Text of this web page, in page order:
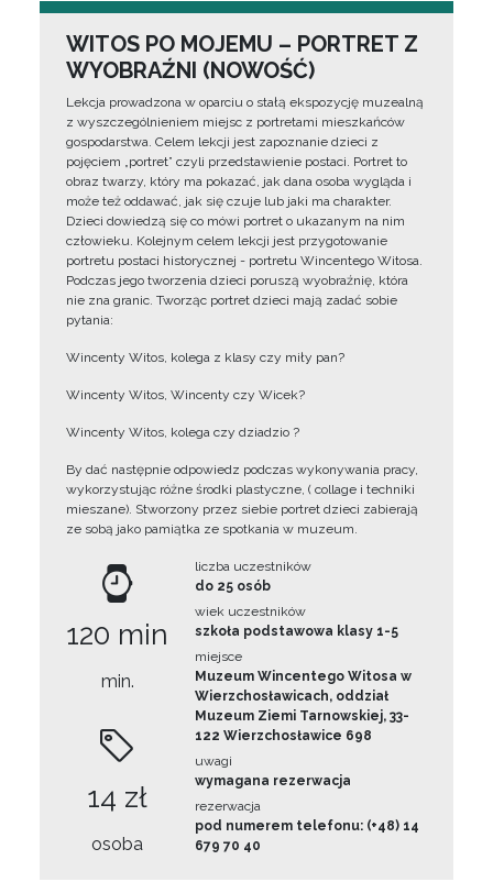
WITOS PO MOJEMU – PORTRET Z
WYOBRAŹNI (NOWOŚĆ)
Lekcja prowadzona w oparciu o stałą ekspozycję muzealną
z wyszczególnieniem miejsc z portretami mieszkańców
gospodarstwa. Celem lekcji jest zapoznanie dzieci z
pojęciem „portret” czyli przedstawienie postaci. Portret to
obraz twarzy, który ma pokazać, jak dana osoba wygląda i
może też oddawać, jak się czuje lub jaki ma charakter.
Dzieci dowiedzą się co mówi portret o ukazanym na nim
człowieku. Kolejnym celem lekcji jest przygotowanie
portretu postaci historycznej - portretu Wincentego Witosa.
Podczas jego tworzenia dzieci poruszą wyobraźnię, która
nie zna granic. Tworząc portret dzieci mają zadać sobie
pytania:
Wincenty Witos, kolega z klasy czy miły pan?
Wincenty Witos, Wincenty czy Wicek?
Wincenty Witos, kolega czy dziadzio ?
By dać następnie odpowiedz podczas wykonywania pracy,
wykorzystując różne środki plastyczne, ( collage i techniki
mieszane). Stworzony przez siebie portret dzieci zabierają
ze sobą jako pamiątka ze spotkania w muzeum.
120 min
min.
14 zł
osoba
liczba uczestników
do 25 osób
wiek uczestników
szkoła podstawowa klasy 1-5
miejsce
Muzeum Wincentego Witosa w
Wierzchosławicach, oddział
Muzeum Ziemi Tarnowskiej, 33-
122 Wierzchosławice 698
uwagi
wymagana rezerwacja
rezerwacja
pod numerem telefonu: (+48) 14
679 70 40